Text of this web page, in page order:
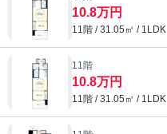
10.8万円
11階 / 31.05㎡ / 1LDK
11階
10.8万円
11階 / 31.05㎡ / 1LDK